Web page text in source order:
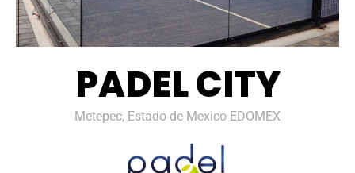
PADEL CITY
Metepec, Estado de Mexico EDOMEX